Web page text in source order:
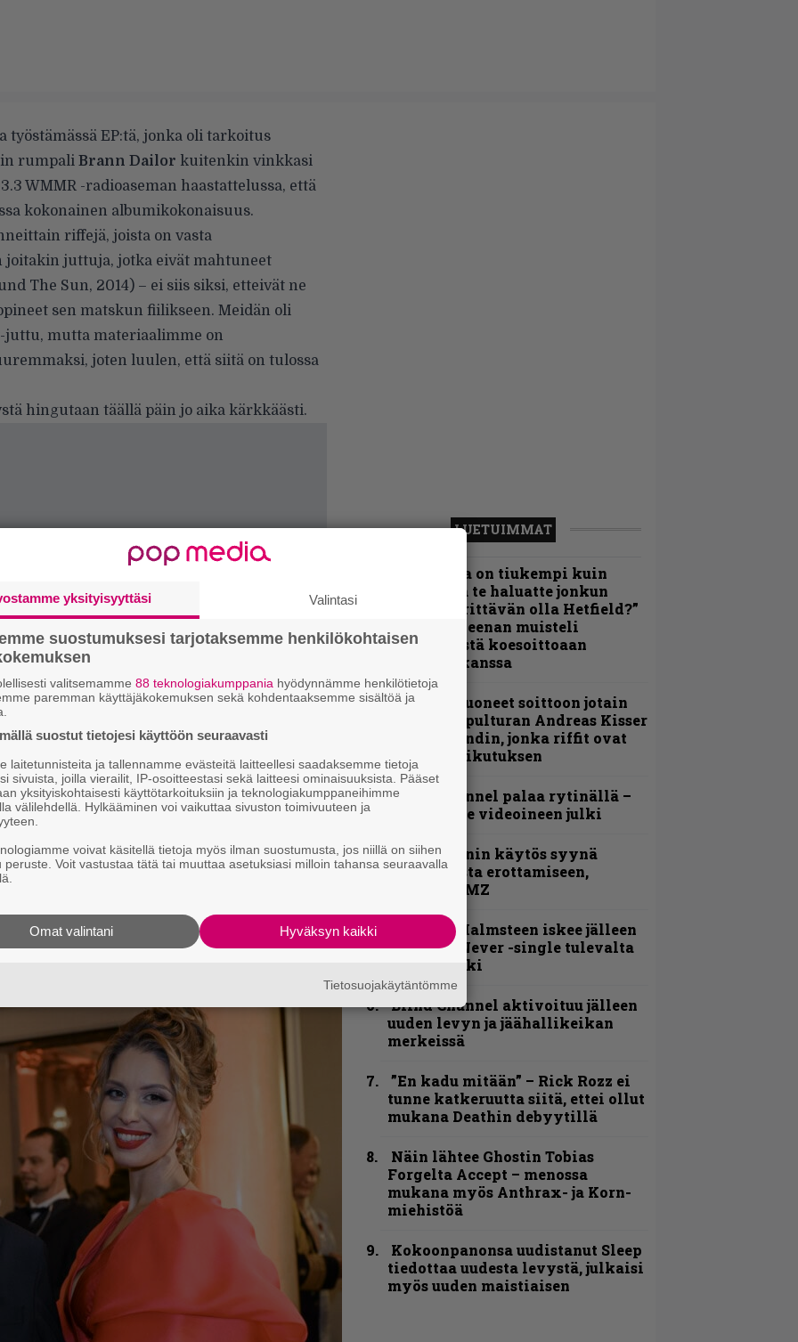
työstämässä EP:tä, jonka oli tarkoitus
rumpali Brann Dailor kuitenkin vinkkasi
WMMR -radioaseman haastattelussa, että
kokonainen albumikokonaisuus.
riffejä, joista on vasta
joitakin juttuja, jotka eivät mahtuneet
The Sun, 2014) – ei siis siksi, etteivät ne
sen matskun fiilikseen. Meidän oli
mutta materiaalimme on
joten luulen, että siitä on tulossa
hingutaan täällä päin jo aika kärkkäästi.
ja tiedät mistä kahvitauolla puhutaan!
ja puheenaiheet suoraan sähköpostiin
LUETUIMMAT
”Metallica on tiukempi kuin
koskaan ja te haluatte jonkun
nulikan yrittävän olla Hetfield?”
– Pepper Keenan muisteli
ensimmäistä koesoittoaan
hevijätin kanssa
”He ovat tuoneet soittoon jotain
uutta” – Sepulturan Andreas Kisser
nimeää bändin, jonka riffit ovat
tehneet vaikutuksen
Blind Channel palaa rytinällä –
tuplasingle videoineen julki
Sid Wilsonin käytös syynä
Slipknotista erottamiseen,
raportoi TMZ
Yngwie Malmsteen iskee jälleen
– Now or Never -single tulevalta
levyltä julki
Blind Channel aktivoituu jälleen
uuden levyn ja jäähallikeikan
merkeissä
”En kadu mitään” – Rick Rozz ei
tunne katkeruutta siitä, ettei ollut
mukana Deathin debyytillä
Näin lähtee Ghostin Tobias
Forgelta Accept – menossa
mukana myös Anthrax- ja Korn-
miehistöä
Kokoonpanonsa uudistanut Sleep
tiedottaa uudesta levystä, julkaisi
myös uuden maistiaisen
yksityisyyttäsi Valintasi
suostumuksesi tarjotaksemme henkilökohtaisen
valitsemamme 88 teknologiakumppania hyödynnämme henkilötietoja
paremman käyttäjäkokemuksen sekä kohdentaaksemme sisältöä ja
suostut tietojesi käyttöön seuraavasti
laitetunnisteita ja tallennamme evästeitä laitteellesi saadaksemme tietoja
sivuista, joilla vierailit, IP-osoitteestasi sekä laitteesi ominaisuuksista. Pääset
yksityiskohtaisesti käyttötarkoituksiin ja teknologiakumppaneihimme
välilehdellä. Hylkääminen voi vaikuttaa sivuston toimivuuteen ja
voivat käsitellä tietoja myös ilman suostumusta, jos niillä on siihen
peruste. Voit vastustaa tätä tai muuttaa asetuksiasi milloin tahansa seuraavalla
Hyväksyn kaikki
Omat valintani
Tietosuojakäytäntömme